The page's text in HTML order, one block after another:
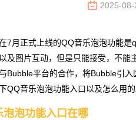
2025-
7月正式上线的QQ音乐泡泡功能
及图片互动，但是只能接受，不能
Bubble平台的合作，将Bubble引
QQ音乐泡泡功能入口以及怎么用的
泡泡功能入口在哪